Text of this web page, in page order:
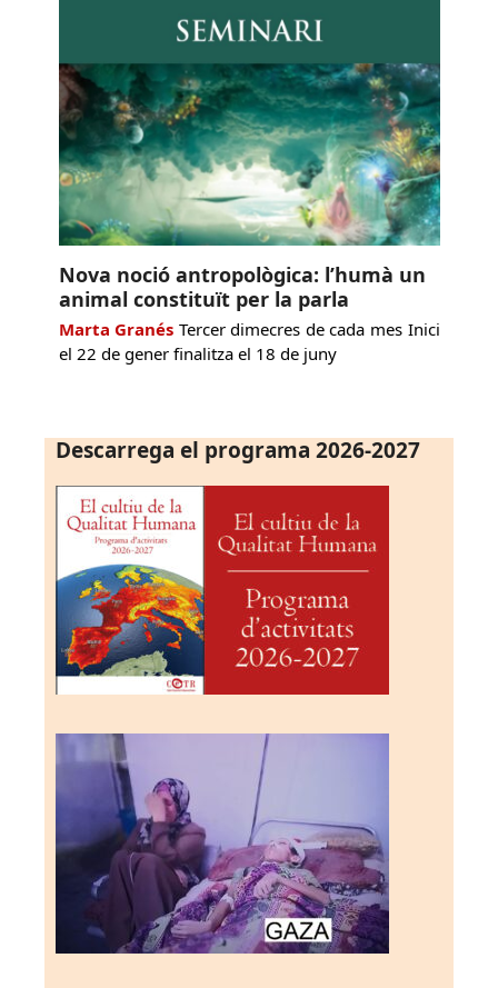
Nova noció antropològica: l’humà un
animal constituït per la parla
Marta Granés Tercer dimecres de cada mes Inici
el 22 de gener finalitza el 18 de juny
Descarrega el programa 2026-2027